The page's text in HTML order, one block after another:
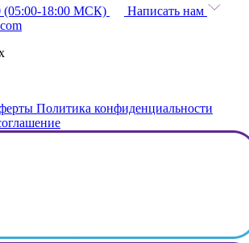
(05:00-18:00 МСК)
Написать нам
Политика конфиденциальности